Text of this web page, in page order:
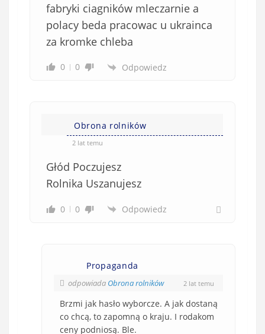
fabryki ciagników mleczarnie a
polacy beda pracowac u ukrainca
za kromke chleba
0 0 Odpowiedz
Obrona rolników
2 lat temu
Głód Poczujesz
Rolnika Uszanujesz
0 0 Odpowiedz
Propaganda
odpowiada Obrona rolników 2 lat temu
Brzmi jak hasło wyborcze. A jak dostaną
co chcą, to zapomną o kraju. I rodakom
ceny podniosą. Ble.